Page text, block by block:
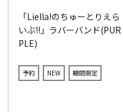
「Liella!のちゅーとりえら
いぶ!!」ラバーバンド(PUR
PLE)
予約 NEW 期間限定